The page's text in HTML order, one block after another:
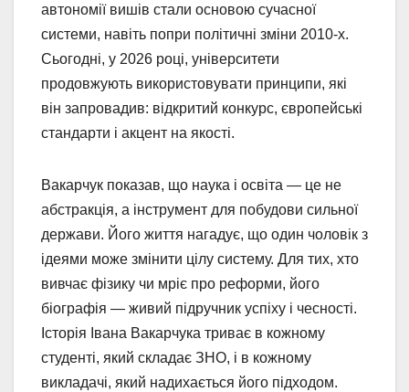
автономії вишів стали основою сучасної
системи, навіть попри політичні зміни 2010-х.
Сьогодні, у 2026 році, університети
продовжують використовувати принципи, які
він запровадив: відкритий конкурс, європейські
стандарти і акцент на якості.
Вакарчук показав, що наука і освіта — це не
абстракція, а інструмент для побудови сильної
держави. Його життя нагадує, що один чоловік з
ідеями може змінити цілу систему. Для тих, хто
вивчає фізику чи мріє про реформи, його
біографія — живий підручник успіху і чесності.
Історія Івана Вакарчука триває в кожному
студенті, який складає ЗНО, і в кожному
викладачі, який надихається його підходом.